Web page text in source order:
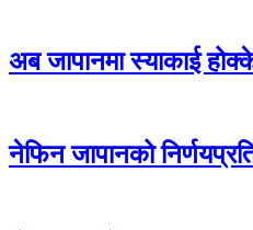
अब जापानमा स्याकाई
नेफिन जापानको